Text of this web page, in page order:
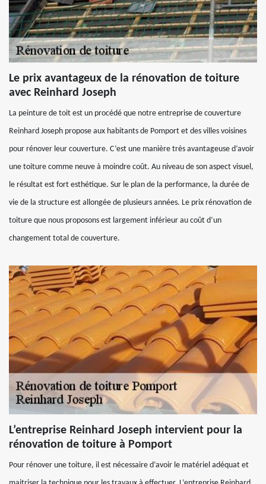
Le prix avantageux de la rénovation de toiture
avec Reinhard Joseph
La peinture de toit est un procédé que notre entreprise de couverture
Reinhard Joseph propose aux habitants de Pomport et des villes voisines
pour rénover leur couverture. C’est une manière très avantageuse d’avoir
une toiture comme neuve à moindre coût. Au niveau de son aspect visuel,
le résultat est fort esthétique. Sur le plan de la performance, la durée de
vie de la structure est allongée de plusieurs années. Le prix rénovation de
toiture que nous proposons est largement inférieur au coût d’un
changement total de couverture.
L’entreprise Reinhard Joseph intervient pour la
rénovation de toiture à Pomport
Pour rénover une toiture, il est nécessaire d’avoir le matériel adéquat et